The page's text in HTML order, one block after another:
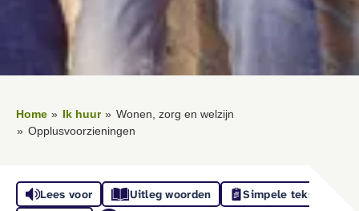
Home Ik huur
Wonen, zorg en welzijn
Opplusvoorzieningen
Lees voor Uitleg woorden
Simpele tekst